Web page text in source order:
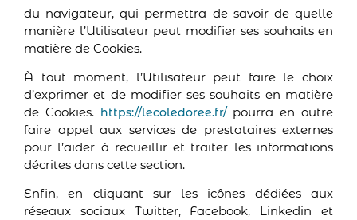
du navigateur, qui permettra de savoir de quelle
manière l’Utilisateur peut modifier ses souhaits en
matière de Cookies.
À tout moment, l’Utilisateur peut faire le choix
d’exprimer et de modifier ses souhaits en matière
de Cookies. https://lecoledoree.fr/pourra en outre
faire appel aux services de prestataires externes
pour l’aider à recueillir et traiter les informations
décrites dans cette section.
Enfin, en cliquant sur les icônes dédiées aux
réseaux sociaux Twitter, Facebook, Linkedin et